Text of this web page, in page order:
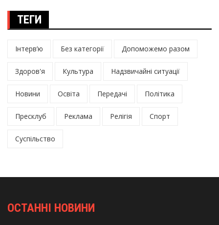
ТЕГИ
Інтерв’ю Без категорії Допоможемо разом
Здоров'я Культура Надзвичайні ситуації
Новини Освіта Передачі Політика
Пресклуб Реклама Релігія Спорт
Суспільство
ОСТАННІ НОВИНИ